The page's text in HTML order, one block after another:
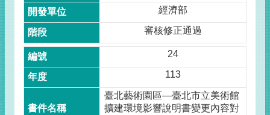
經濟部
審核修正通過
24
113
臺北藝術園區—臺北市立美術館
擴建環境影響說明書變更內容對